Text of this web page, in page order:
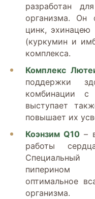
разработан
организма.
цинк, эхинацею
(куркумин и
комплекса.
Комплекс
поддержки
комбинации с
выступает
повышает их
Коэнзим Q10 –
работы
пиперином
оптимальное
организма.